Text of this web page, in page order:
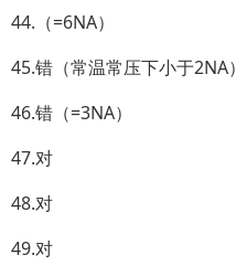
44.（=6NA）
45.错（常温常压下小于2NA）
46.错（=3NA）
47.对
48.对
49.对